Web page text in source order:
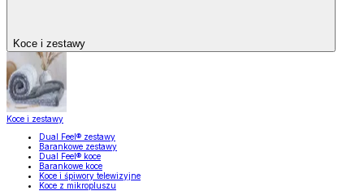
Koce i zestawy
Koce i zestawy
Dual Feel® zestawy
Barankowe zestawy
Dual Feel® koce
Barankowe koce
Koce i śpiwory telewizyjne
Koce z mikropluszu